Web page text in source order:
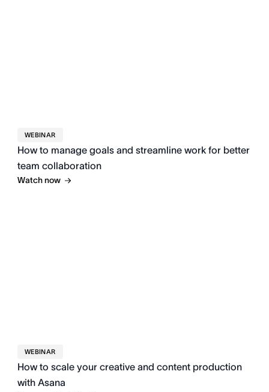
WEBINAR
How to manage goals and streamline work for better
team collaboration
Watch now
WEBINAR
How to scale your creative and content production
with Asana